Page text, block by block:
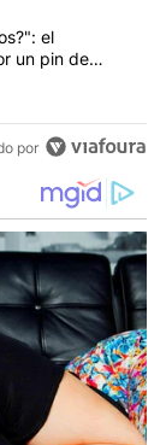
'nonoslodieron'
el
un pin de
por